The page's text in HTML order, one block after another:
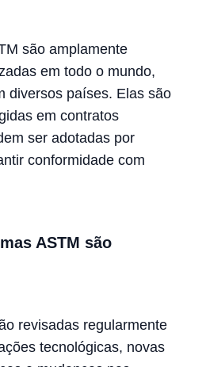
são amplamente
em todo o mundo,
diversos países. Elas são
em contratos
ser adotadas por
conformidade com
ASTM são
revisadas regularmente
tecnológicas, novas